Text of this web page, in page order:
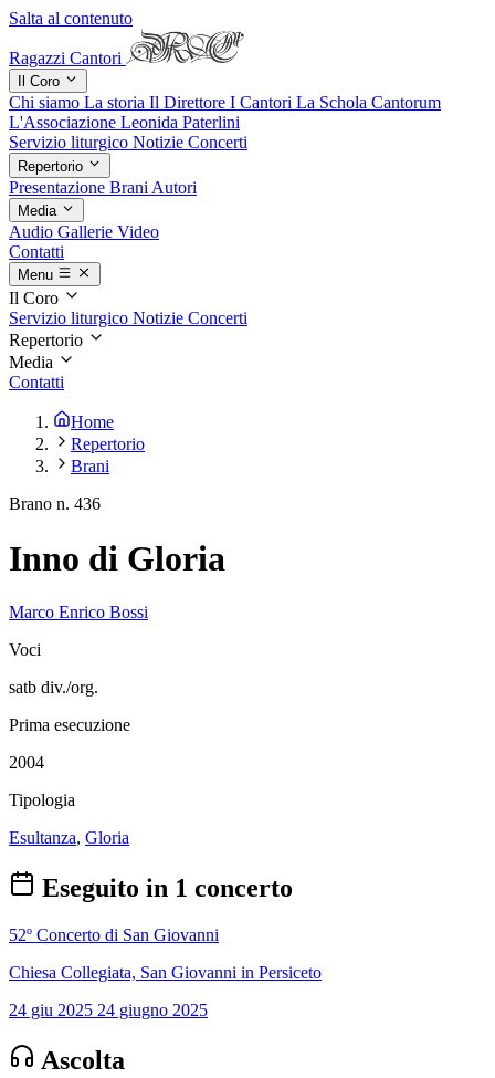
Salta al contenuto
Ragazzi Cantori
Il Coro
Chi siamo La storia Il Direttore I Cantori La Schola Cantorum
L'Associazione Leonida Paterlini
Servizio liturgico Notizie Concerti
Repertorio
Presentazione Brani Autori
Media
Audio Gallerie Video
Contatti
Menu
Il Coro
Servizio liturgico Notizie Concerti
Repertorio
Media
Contatti
Home
Repertorio
Brani
Brano n. 436
Inno di Gloria
Marco Enrico Bossi
Voci
satb div./org.
Prima esecuzione
2004
Tipologia
Esultanza, Gloria
Eseguito in 1 concerto
52º Concerto di San Giovanni
Chiesa Collegiata, San Giovanni in Persiceto
24 giu 2025 24 giugno 2025
Ascolta